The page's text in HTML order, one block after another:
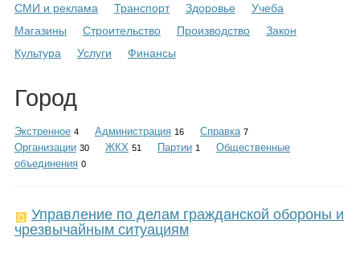
Объявления
СМИ и реклама
Транспорт Здоровье
Учеба
Магазины
Строительство Производство
Закон
Культура
Услуги Финансы
Город
Экстренное 4 Администрация 16 Справка 7
Организации 30 ЖКХ 51 Партии 1
Общественные
объединения 0
Управление по делам гражданской обороны и
чрезвычайным ситуациям